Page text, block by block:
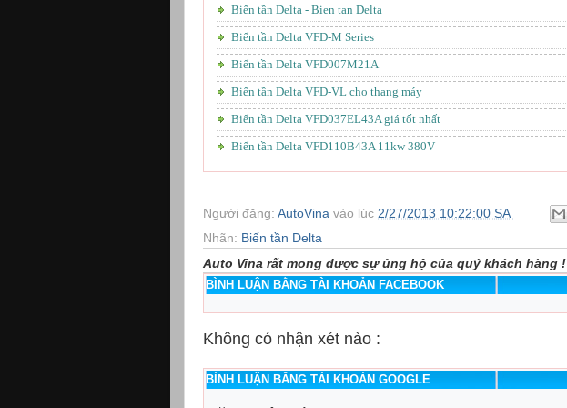
Biến tần Delta - Bien tan Delta
Biến tần Delta VFD-M Series
Biến tần Delta VFD007M21A
Biến tần Delta VFD-VL cho thang máy
Biến tần Delta VFD037EL43A giá tốt nhất
Biến tần Delta VFD110B43A 11kw 380V
Người đăng: AutoVina vào lúc 2/27/2013 10:22:00 SA
Nhãn: Biến tần Delta
Auto Vina rất mong được sự ủng hộ của quý khách hàng !
BÌNH LUẬN BẰNG TÀI KHOẢN FACEBOOK
Không có nhận xét nào :
BÌNH LUẬN BẰNG TÀI KHOẢN GOOGLE